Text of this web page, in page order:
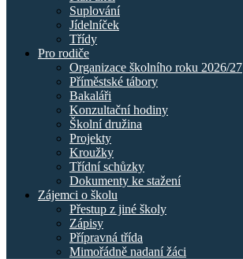
Suplování
Jídelníček
Třídy
Pro rodiče
Organizace školního roku 2026/27
Příměstské tábory
Bakaláři
Konzultační hodiny
Školní družina
Projekty
Kroužky
Třídní schůzky
Dokumenty ke stažení
Zájemci o školu
Přestup z jiné školy
Zápisy
Přípravná třída
Mimořádně nadaní žáci